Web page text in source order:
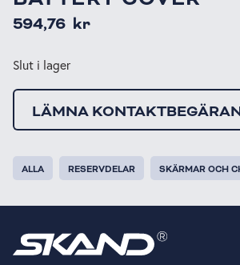
594,76 kr
Slut i lager
LÄMNA
ALLA RESERVDELAR SKÄRMAR OCH